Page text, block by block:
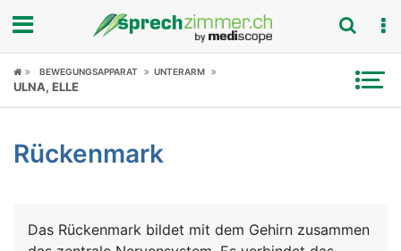
Fokus
Symptome
News
BEWEGUNGSAPPARAT UNTERARM
ULNA, ELLE
Rückenmark
Das Rückenmark bildet mit dem Gehirn zusammen